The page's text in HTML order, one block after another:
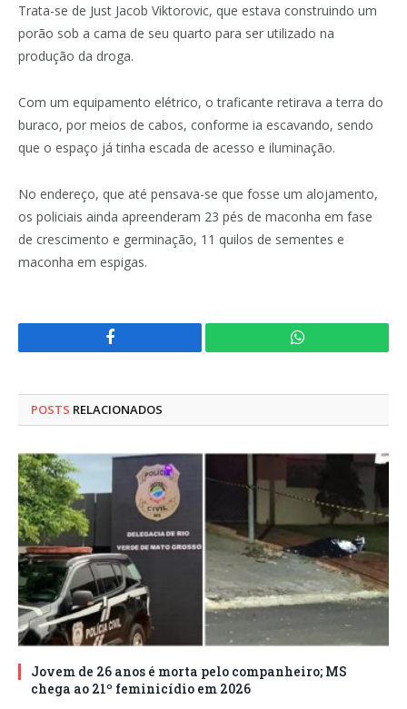
Trata-se de Just Jacob Viktorovic, que estava construindo um
porão sob a cama de seu quarto para ser utilizado na
produção da droga.
Com um equipamento elétrico, o traficante retirava a terra do
buraco, por meios de cabos, conforme ia escavando, sendo
que o espaço já tinha escada de acesso e iluminação.
No endereço, que até pensava-se que fosse um alojamento,
os policiais ainda apreenderam 23 pés de maconha em fase
de crescimento e germinação, 11 quilos de sementes e
maconha em espigas.
Facebook WhatsApp
POSTS RELACIONADOS
Jovem de 26 anos é morta pelo companheiro; MS
chega ao 21º feminicídio em 2026